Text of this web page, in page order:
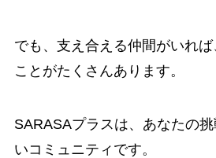
でも、支え合える仲間がいれ
ことがたくさんあります。
SARASAプラスは、あなたの
いコミュニティです。